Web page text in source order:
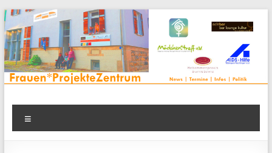
Zum
Inhalt
springen
Frauenprojektehaus wird
FrauenProjekteZentrum
Frauen* | Mädchen* | Projekte | Beratung | Veranstaltungen |
in einem Zentrum | Räume für alle | Projektarbeit | Begegnung